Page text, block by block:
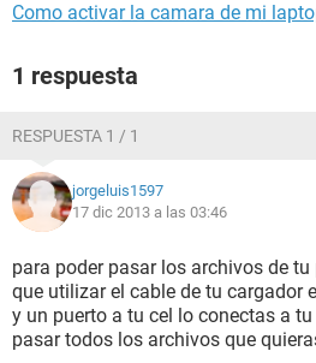
Como activar la camara de mi
1 respuesta
RESPUESTA 1 / 1
jorgeluis1597
17 dic 2013 a las 03:46
para poder pasar los archivos de
que utilizar el cable de tu cargador
y un puerto a tu cel lo conectas a
pasar todos los archivos que